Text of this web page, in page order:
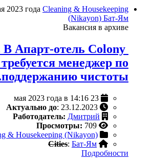
2023 года Cleaning & Housekeeping
(Nikayon) Бат-Ям
Вакансия в архиве
Апарт-отель Colony
менеджер по
поддержанию чистоты.
Актуально до: 23.12.2023
Работодатель: Дмитрий
Просмотры: 709
& Housekeeping (Nikayon)
Cities: Бат-Ям
Подробности